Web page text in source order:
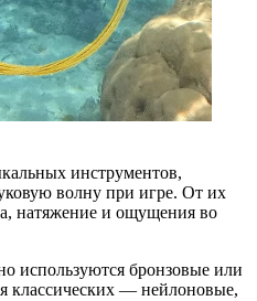
инструментов,
волну при игре. От их
натяжение и ощущения во
используются бронзовые или
классических — нейлоновые,